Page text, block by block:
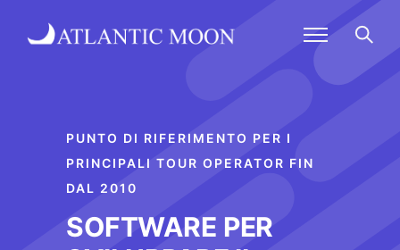
PUNTO DI RIFERIMENTO PER I
PRINCIPALI TOUR OPERATOR FIN
DAL 2010
SOFTWARE PER